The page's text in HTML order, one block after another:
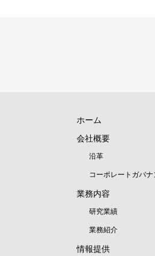
ホーム
会社概要
沿革
コーポレートガバナ
業務内容
研究業績
業務紹介
情報提供